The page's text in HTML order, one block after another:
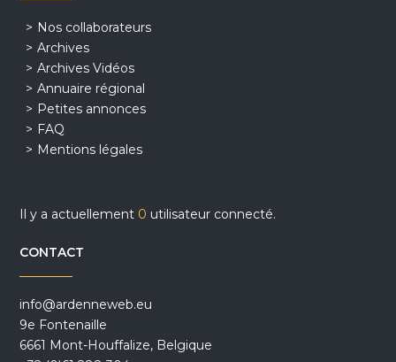
Nos collaborateurs
Archives
Archives Vidéos
Annuaire régional
Petites annonces
FAQ
Mentions légales
Il y a actuellement 0 utilisateur connecté.
CONTACT
info@ardenneweb.eu
9e Fontenaille
6661 Mont-Houffalize, Belgique